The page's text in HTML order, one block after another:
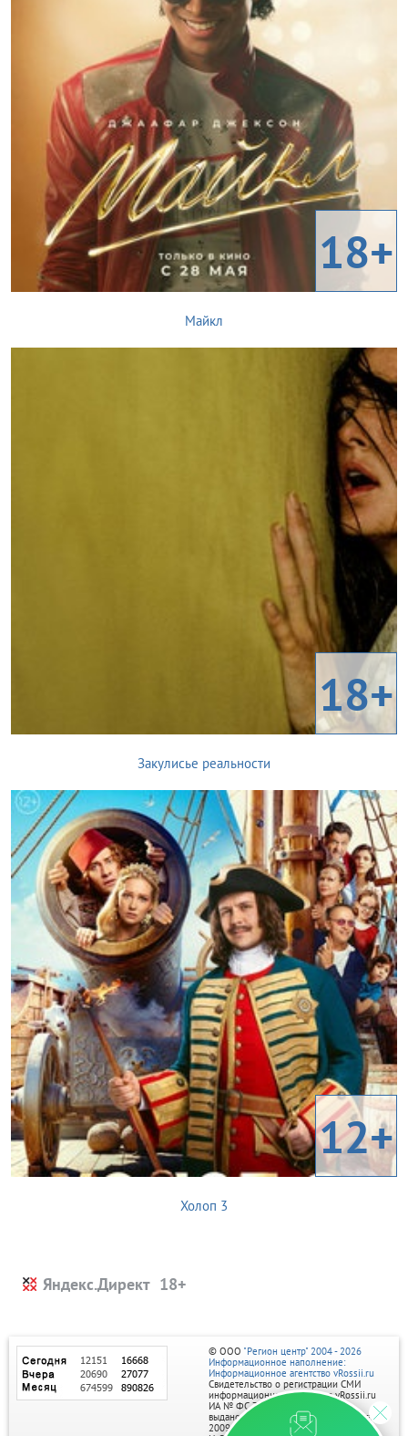
18+
Майкл
18+
Закулисье реальности
12+
Холоп 3
Яндекс.Директ
© ООО "Регион центр" 2004 - 2026
Информационное наполнение:
Информационное агентство vRossii.ru
Свидетельство о регистрации СМИ
информационного агентства vRossii.ru
ИА № ФС 77‑35502
выдано РОСКОМНАДЗОРом 04 марта
2009г.